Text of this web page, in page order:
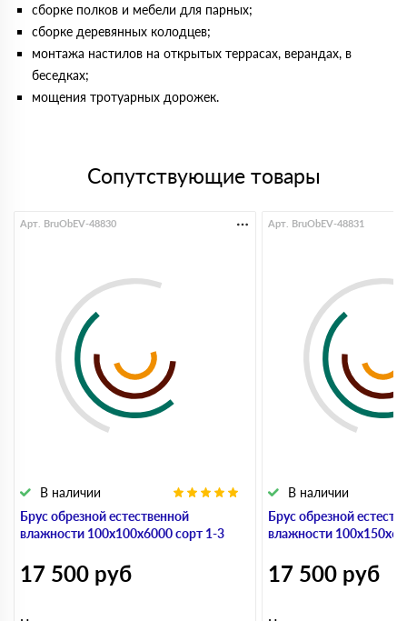
сборке полков и мебели для парных;
сборке деревянных колодцев;
монтажа настилов на открытых террасах, верандах, в
беседках;
мощения тротуарных дорожек.
Сопутствующие товары
Брус обрезной естественной
влажности 100х100х6000 сорт 1-3
В наличии
Арт. BruObEV-48830
17 500 руб
Брус обрезной
влажности
В наличии
Арт. BruObEV-48831
17 500 руб